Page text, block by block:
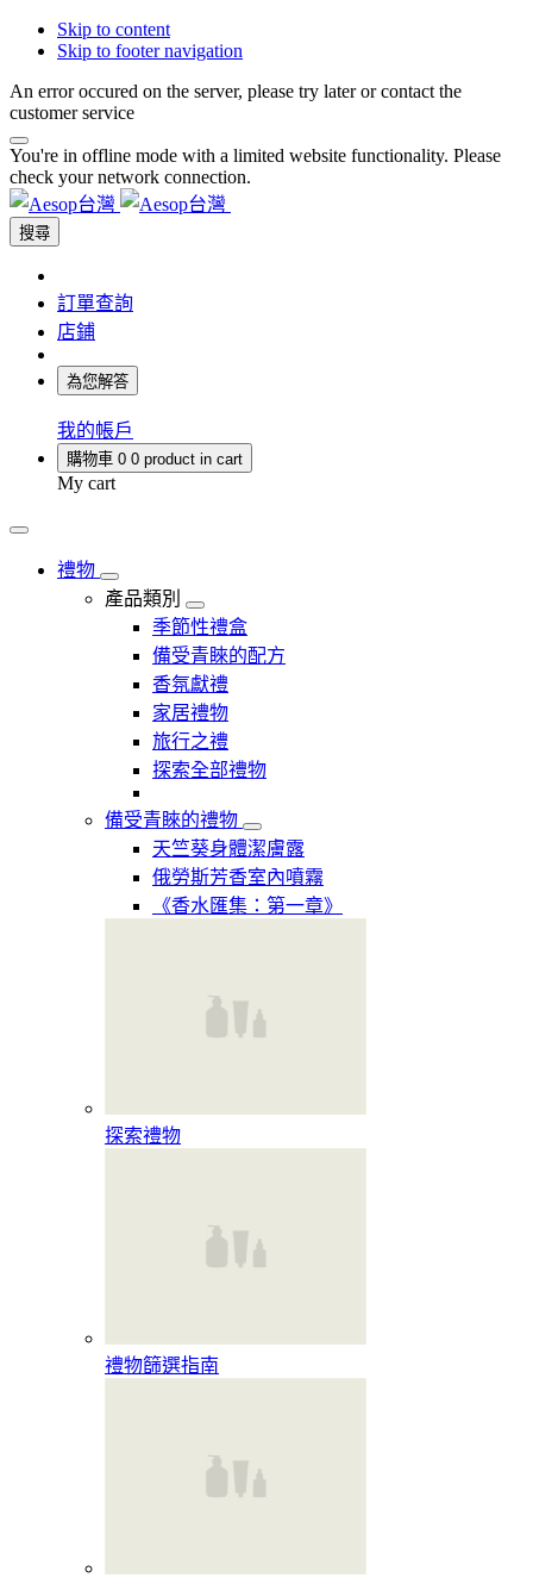
Skip to content
Skip to footer navigation
An error occured on the server, please try later or contact the
customer service
You're in offline mode with a limited website functionality. Please
check your network connection.
搜尋
訂單查詢
店鋪
為您解答
我的帳戶
購物車 0 0 product in cart
My cart
禮物
產品類別
季節性禮盒
備受青睞的配方
香氛獻禮
家居禮物
旅行之禮
探索全部禮物
備受青睞的禮物
天竺葵身體潔膚露
俄勞斯芳香室內噴霧
《香水匯集：第一章》​
探索禮物
禮物篩選指南